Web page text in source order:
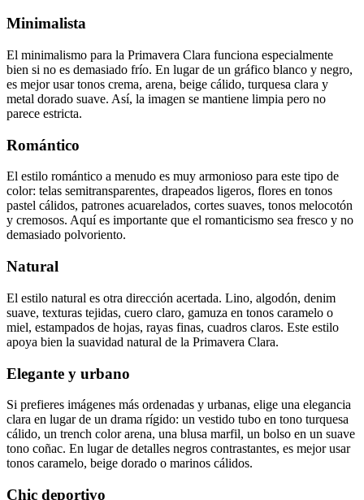
Minimalista
El minimalismo para la Primavera Clara funciona especialmente
bien si no es demasiado frío. En lugar de un gráfico blanco y negro,
es mejor usar tonos crema, arena, beige cálido, turquesa clara y
metal dorado suave. Así, la imagen se mantiene limpia pero no
parece estricta.
Romántico
El estilo romántico a menudo es muy armonioso para este tipo de
color: telas semitransparentes, drapeados ligeros, flores en tonos
pastel cálidos, patrones acuarelados, cortes suaves, tonos melocotón
y cremosos. Aquí es importante que el romanticismo sea fresco y no
demasiado polvoriento.
Natural
El estilo natural es otra dirección acertada. Lino, algodón, denim
suave, texturas tejidas, cuero claro, gamuza en tonos caramelo o
miel, estampados de hojas, rayas finas, cuadros claros. Este estilo
apoya bien la suavidad natural de la Primavera Clara.
Elegante y urbano
Si prefieres imágenes más ordenadas y urbanas, elige una elegancia
clara en lugar de un drama rígido: un vestido tubo en tono turquesa
cálido, un trench color arena, una blusa marfil, un bolso en un suave
tono coñac. En lugar de detalles negros contrastantes, es mejor usar
tonos caramelo, beige dorado o marinos cálidos.
Chic deportivo